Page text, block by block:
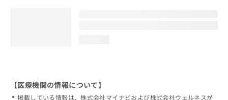
【医療機関の情報について】
掲載している情報は、株式会社マイナビおよび株式会社ウェルネスが